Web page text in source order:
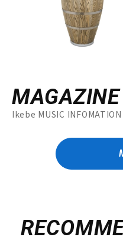
MAGAZINE
Ikebe MUSIC